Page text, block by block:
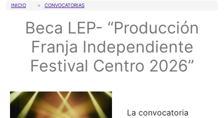
Sobrescribir enlaces de ayuda a la
INICIO CONVOCATORIAS
Beca LEP- “Producción
Franja Independiente
Festival Centro 2026”
La convocatoria